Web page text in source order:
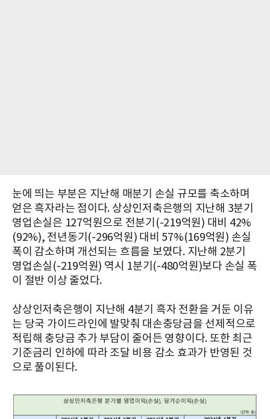
눈에 띄는 부분은 지난해 매분기 손실 규모를 축소하며
얻은 흑자라는 점이다. 상상인저축은행의 지난해 3분기
영업손실은 127억원으로 전분기(-219억원) 대비 42%
(92%), 전년동기(-296억원) 대비 57%(169억원) 손실
폭이 감소하며 개선되는 흐름을 보였다. 지난해 2분기
영업손실(-219억원) 역시 1분기(-480억원)보다 손실 폭
이 절반 이상 줄었다.
상상인저축은행이 지난해 4분기 흑자 전환을 거둔 이유
는 당국 가이드라인에 발맞춰 대손충당금을 선제적으로
적립해 충당금 추가 부담이 줄어든 영향이다. 또한 최근
기준금리 인하에 따라 조달 비용 감소 효과가 반영된 것
으로 풀이된다.